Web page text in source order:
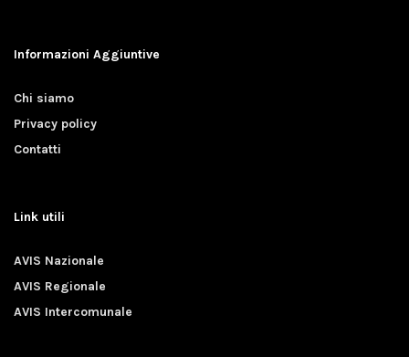
Informazioni Aggiuntive
Chi siamo
Privacy policy
Contatti
Link utili
AVIS Nazionale
AVIS Regionale
AVIS Intercomunale